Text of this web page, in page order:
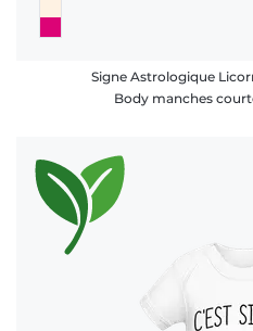
Signe Astrologique
Body manches